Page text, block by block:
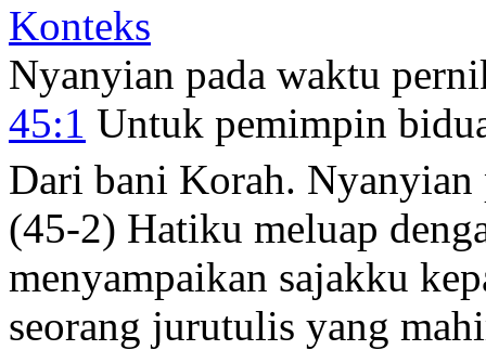
Konteks
Nyanyian pada waktu
45:1 Untuk pemimpin
Dari bani Korah. Nyanyian
(45-2) Hatiku meluap
menyampaikan sajakku
seorang jurutulis yang